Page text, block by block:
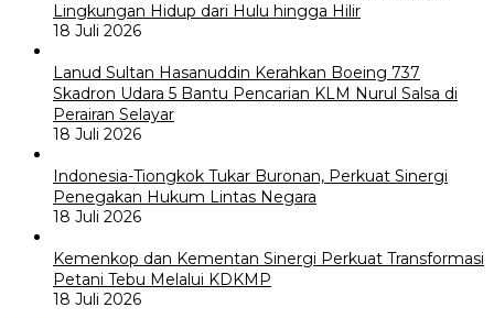
Lingkungan Hidup dari Hulu hingga Hilir
18 Juli 2026
Lanud Sultan Hasanuddin Kerahkan Boeing 737
Skadron Udara 5 Bantu Pencarian KLM Nurul Salsa di
Perairan Selayar
18 Juli 2026
Indonesia-Tiongkok Tukar Buronan, Perkuat Sinergi
Penegakan Hukum Lintas Negara
18 Juli 2026
Kemenkop dan Kementan Sinergi Perkuat Transformasi
Petani Tebu Melalui KDKMP
18 Juli 2026